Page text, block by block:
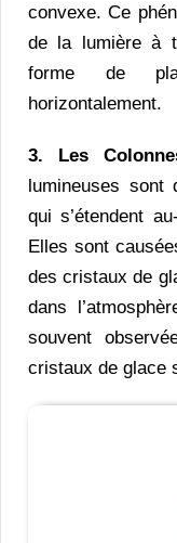
convexe. Ce
de la lumière à
forme de
horizontalement.
3. Les
lumineuses sont
qui s’étendent
Elles sont
des cristaux de
dans
souvent
cristaux de glace